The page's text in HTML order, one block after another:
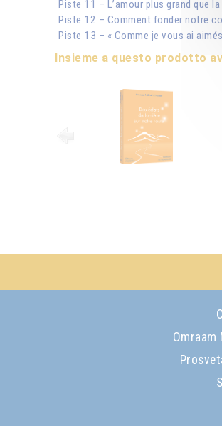
Piste 11 – L’amour plus grand que
Piste 12 – Comment fonder notre
Piste 13 – « Comme je vous ai
Insieme a questo prodotto
Omraam